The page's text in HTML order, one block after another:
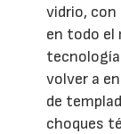
vidrio,
en todo el
tecnología
volver a
de
choques